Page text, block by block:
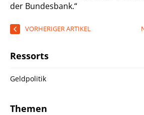
der Bundesbank.“
VORHERIGER ARTIKEL
Ressorts
Geldpolitik
Themen